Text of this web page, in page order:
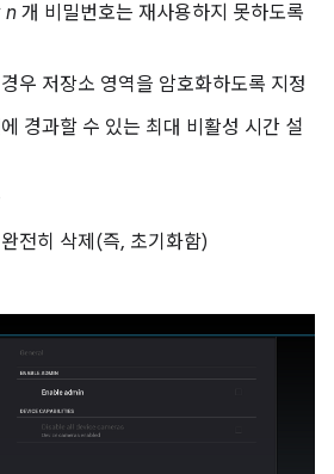
n 개 비밀번호는 재사용하지 못하도록
우 저장소 영역을 암호화하도록 지정
경과할 수 있는 최대 비활성 시간 설
전히 삭제(즉, 초기화함)